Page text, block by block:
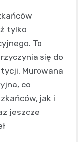
tylko
To
się do
Murowana
co
jak i
jeszcze